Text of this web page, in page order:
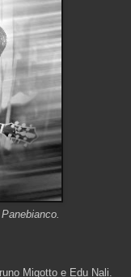
Migotto e Edu Nali.